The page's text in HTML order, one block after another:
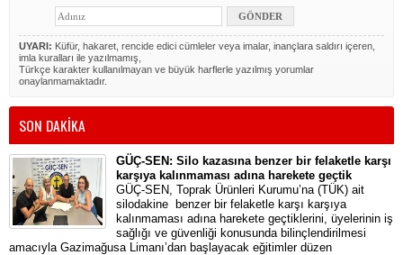
UYARI: Küfür, hakaret, rencide edici cümleler veya imalar, inançlara saldırı içeren,
imla kuralları ile yazılmamış,
Türkçe karakter kullanılmayan ve büyük harflerle yazılmış yorumlar
onaylanmamaktadır.
SON DAKİKA
GÜÇ-SEN: Silo kazasına benzer bir felaketle karşı
karşıya kalınmaması adına harekete geçtik
GÜÇ-SEN, Toprak Ürünleri Kurumu’na (TÜK) ait
silodakine benzer bir felaketle karşı karşıya
kalınmaması adına harekete geçtiklerini, üyelerinin iş
sağlığı ve güvenliği konusunda bilinçlendirilmesi
amacıyla Gazimağusa Limanı’dan başlayacak eğitimler düzen